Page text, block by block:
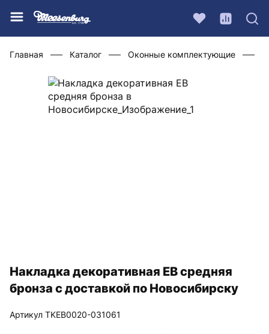
Главная Каталог Оконные комплектующие
Накладка декоративная EB средняя
бронза с доставкой по Новосибирску
Артикул TKEB0020-031061